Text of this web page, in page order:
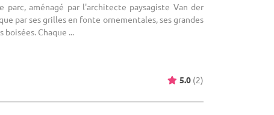
parc, aménagé par l'architecte paysagiste Van der
par ses grilles en fonte ornementales, ses grandes
boisées. Chaque ...
5.0 (2)